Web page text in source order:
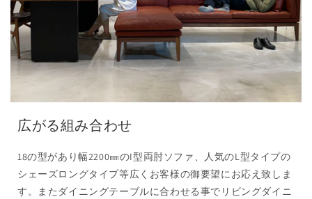
広がる組み合わせ
18の型があり幅2200㎜のI型両肘ソファ、人気のL型タイプの
シェーズロングタイプ等広くお客様の御要望にお応え致しま
す。またダイニングテーブルに合わせる事でリビングダイニ